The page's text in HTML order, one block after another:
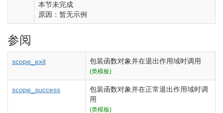
本节未完成
原因：暂无示例
参阅
scope_exit 包装函数对象并在退出作用域时调用
(类模板)
scope_success
包装函数对象并在正常退出作用域时调
用
(类模板)